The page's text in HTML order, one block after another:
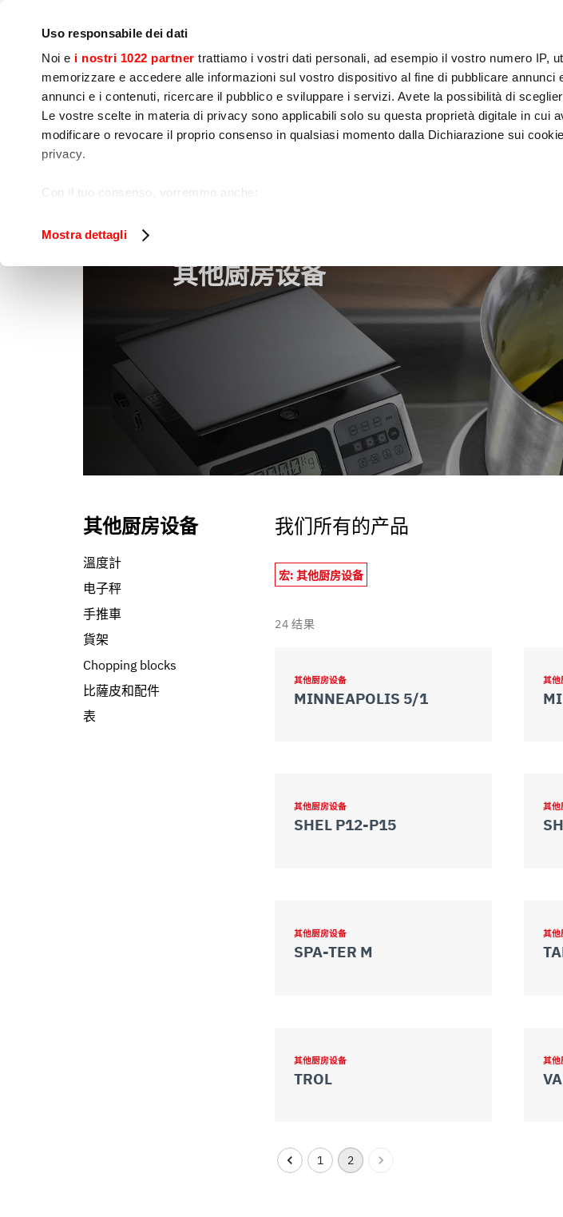
Uso responsabile dei dati
Noi e i nostri 1022 partner trattiamo i vostri dati personali, ad esempio il vostro numero IP,
memorizzare e accedere alle informazioni sul vostro dispositivo al fine di pubblicare
annunci e i contenuti, ricercare il pubblico e sviluppare i servizi. Avete la possibilità di
Le vostre scelte in materia di privacy sono applicabili solo su questa proprietà digitale in cui
modificare o revocare il proprio consenso in qualsiasi momento dalla Dichiarazione sui
privacy.
Con il tuo consenso, vorremmo anche:
Identificare il tuo dispositivo, scansionandolo attivamente alla ricerca di caratteristiche
tuo consenso in qualsiasi momento dalla Dichiarazione sui cookie.
Utilizziamo i cookie per garantire che l’utente possa usufruire del servizio richiesto, per
funzionalità dei social media e per analizzare il nostro traffico. Condividiamo inoltre
sito con i nostri partner che si occupano di analisi dei dati web, pubblicità e social media, i
informazioni che ha fornito loro o che hanno raccolto dal suo utilizzo dei loro servizi.
Mostra dettagli
烹饪 食品加工 包装 急速冷却器
其他厨房设备
其他厨房设备
溫度計
电子秤
手推車
貨架
Chopping blocks
比薩皮和配件
表
我们所有的产品
宏: 其他厨房设备
24 结果
其他厨房设备
MINNEAPOLIS 5/1
其他
其他厨房设备
SHEL P12-P15
其他
其他厨房设备
SPA-TER M
其他
其他厨房设备
TROL
其他
1 2